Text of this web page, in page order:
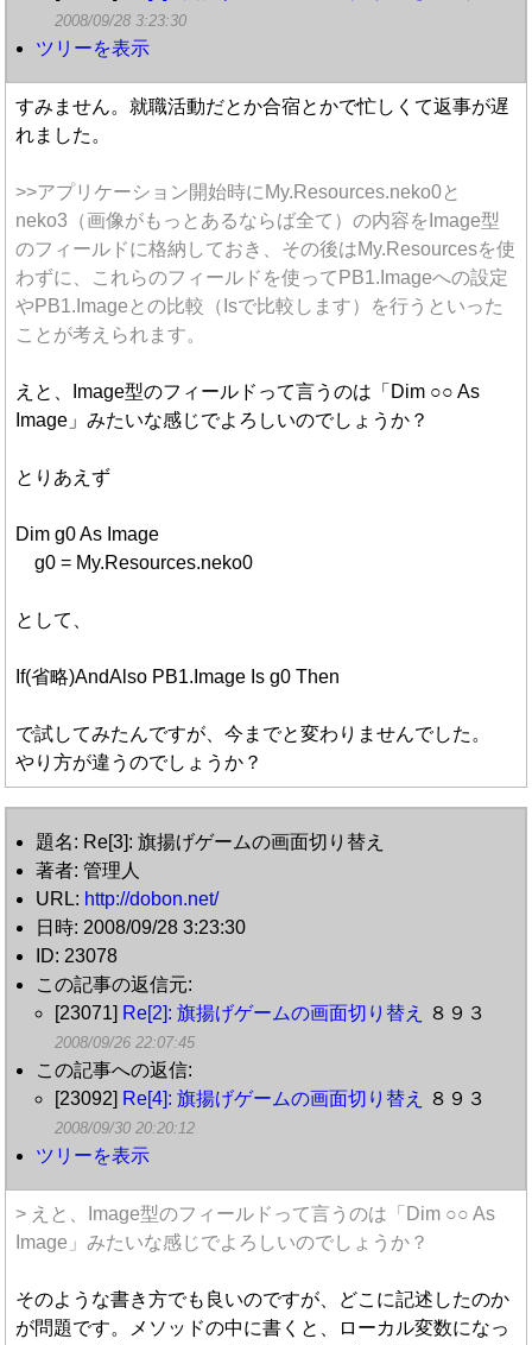
2008/09/28 3:23:30
ツリーを表示
すみません。就職活動だとか合宿とかで忙しくて返事が遅
れました。
>>アプリケーション開始時にMy.Resources.neko0と
neko3（画像がもっとあるならば全て）の内容をImage型
のフィールドに格納しておき、その後はMy.Resourcesを使
わずに、これらのフィールドを使ってPB1.Imageへの設定
やPB1.Imageとの比較（Isで比較します）を行うといった
ことが考えられます。
えと、Image型のフィールドって言うのは「Dim ○○ As
Image」みたいな感じでよろしいのでしょうか？
とりあえず
Dim g0 As Image
g0 = My.Resources.neko0
として、
If(省略)AndAlso PB1.Image Is g0 Then
で試してみたんですが、今までと変わりませんでした。
やり方が違うのでしょうか？
題名: Re[3]: 旗揚げゲームの画面切り替え
著者: 管理人
URL: http://dobon.net/
日時: 2008/09/28 3:23:30
ID: 23078
この記事の返信元:
[23071] Re[2]: 旗揚げゲームの画面切り替え ８９３
2008/09/26 22:07:45
この記事への返信:
[23092] Re[4]: 旗揚げゲームの画面切り替え ８９３
2008/09/30 20:20:12
ツリーを表示
> えと、Image型のフィールドって言うのは「Dim ○○ As
Image」みたいな感じでよろしいのでしょうか？
そのような書き方でも良いのですが、どこに記述したのか
が問題です。メソッドの中に書くと、ローカル変数になっ